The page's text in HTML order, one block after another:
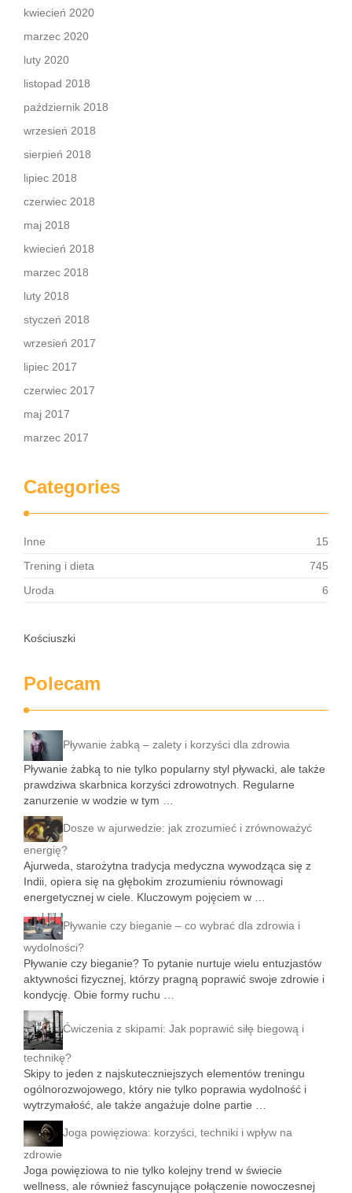
kwiecień 2020
marzec 2020
luty 2020
listopad 2018
październik 2018
wrzesień 2018
sierpień 2018
lipiec 2018
czerwiec 2018
maj 2018
kwiecień 2018
marzec 2018
luty 2018
styczeń 2018
wrzesień 2017
lipiec 2017
czerwiec 2017
maj 2017
marzec 2017
Categories
Inne
15
Trening i dieta
745
Uroda
6
Kościuszki
Polecam
Pływanie żabką – zalety i korzyści dla zdrowia
Pływanie żabką to nie tylko popularny styl pływacki, ale także
prawdziwa skarbnica korzyści zdrowotnych. Regularne
zanurzenie w wodzie w tym …
Dosze w ajurwedzie: jak zrozumieć i zrównoważyć
energię?
Ajurweda, starożytna tradycja medyczna wywodząca się z
Indii, opiera się na głębokim zrozumieniu równowagi
energetycznej w ciele. Kluczowym pojęciem w …
Pływanie czy bieganie – co wybrać dla zdrowia i
wydolności?
Pływanie czy bieganie? To pytanie nurtuje wielu entuzjastów
aktywności fizycznej, którzy pragną poprawić swoje zdrowie i
kondycję. Obie formy ruchu …
Ćwiczenia z skipami: Jak poprawić siłę biegową i
technikę?
Skipy to jeden z najskuteczniejszych elementów treningu
ogólnorozwojowego, który nie tylko poprawia wydolność i
wytrzymałość, ale także angażuje dolne partie …
Joga powięziowa: korzyści, techniki i wpływ na
zdrowie
Joga powięziowa to nie tylko kolejny trend w świecie
wellness, ale również fascynujące połączenie nowoczesnej